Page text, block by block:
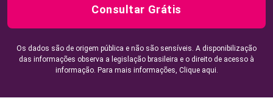
Consultar Grátis
Os dados são de origem pública e não são sensíveis. A disponibilização
das informações observa a legislação brasileira e o direito de acesso à
informação. Para mais informações, Clique aqui.